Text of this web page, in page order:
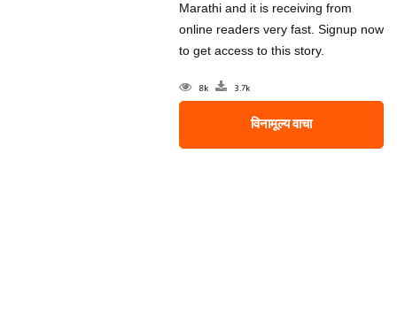
Marathi and it is receiving from
online readers very fast. Signup now
to get access to this story.
8k 3.7k
विनामूल्य वाचा